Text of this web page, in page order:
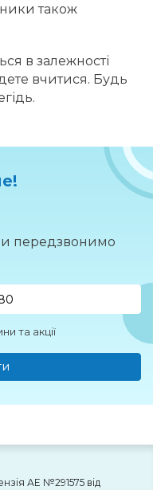
також
в залежності
вчитися. Будь
передзвонимо
та акції
АЕ №291575 від